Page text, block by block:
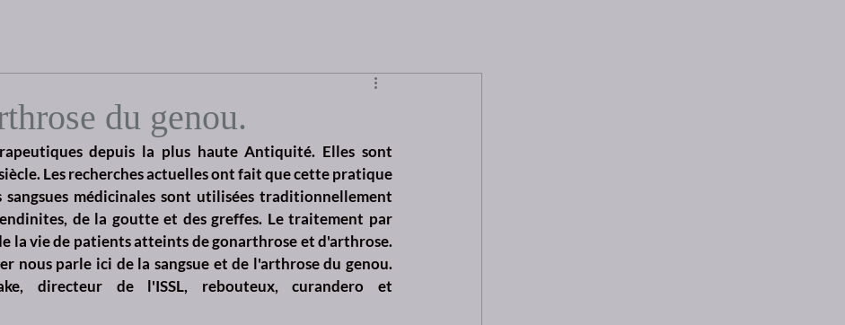
du genou.
depuis la plus haute Antiquité. Elles sont
Les recherches actuelles ont fait que cette pratique
médicinales sont utilisées traditionnellement
de la goutte et des greffes. Le traitement par
la vie de patients atteints de gonarthrose et d'arthrose.
nous parle ici de la sangsue et de l'arthrose du genou.
directeur de l'ISSL, rebouteux, curandero et